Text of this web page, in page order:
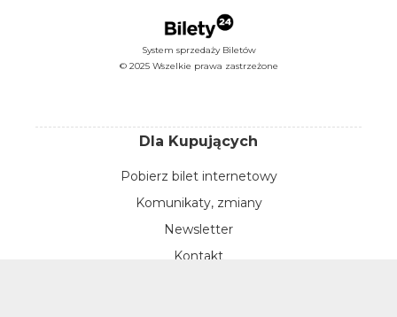
System sprzedaży Biletów
© 2025 Wszelkie prawa zastrzeżone
Dla Kupujących
Pobierz bilet internetowy
Komunikaty, zmiany
Newsletter
Kontakt